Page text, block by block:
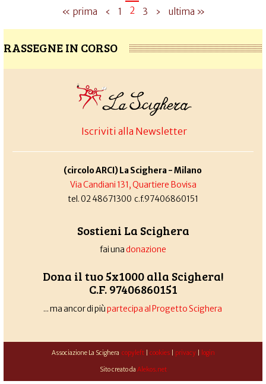
« prima ‹ 1 2 3 › ultima »
RASSEGNE IN CORSO
Iscriviti alla Newsletter
(circolo ARCI) La Scighera - Milano
Via Candiani 131, Quartiere Bovisa
tel. 02 48671300 c.f.97406860151
Sostieni La Scighera
fai unadonazione
Dona il tuo 5x1000 alla Scighera!
C.F. 97406860151
... ma ancor di piùpartecipa al Progetto Scighera
Associazione La Scighera copyleft| cookies| privacy| login
Sito creato da Alekos.net